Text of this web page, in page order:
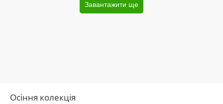
Завантажити ще
Осіння колекція